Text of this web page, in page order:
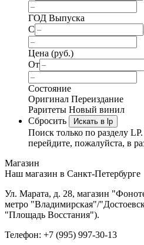
ГОД Выпуска
С
Цена (руб.)
От
Состояние
Оригинал Переиздание
Раритеты Новый винил
Сбросить
Искать в lp
Поиск только по разделу
перейдите, пожалуйста, в
Магазин
Наш магазин в Санкт-Петербурге
Ул. Марата, д. 28, магазин
метро "Владимирская"/
"Площадь Восстания").
Телефон: +7 (995) 997-30-13